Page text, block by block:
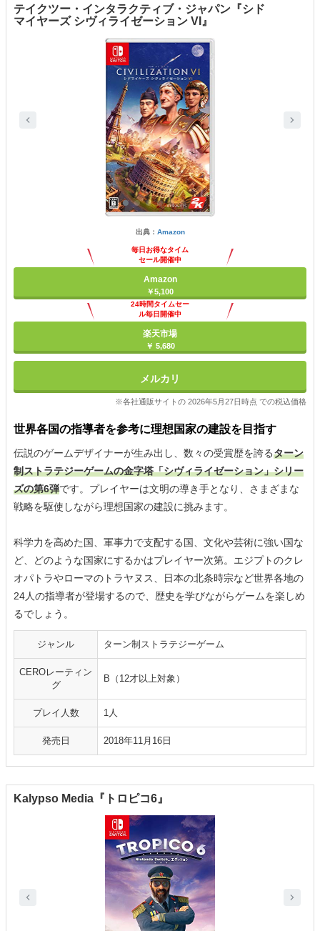
テイクツー・インタラクティブ・ジャパン『シド
マイヤーズ シヴィライゼーション VI』
出典： Amazon
毎日お得なタイム
セール開催中
Amazon
￥5,100
24時間タイムセー
ル毎日開催中
楽天市場
￥ 5,680
メルカリ
※各社通販サイトの 2026年5月27日時点 での税込価格
世界各国の指導者を参考に理想国家の建設を目指す
伝説のゲームデザイナーが生み出し、数々の受賞歴を誇るターン
制ストラテジーゲームの金字塔「シヴィライゼーション」シリー
ズの第6弾です。プレイヤーは文明の導き手となり、さまざまな
戦略を駆使しながら理想国家の建設に挑みます。
科学力を高めた国、軍事力で支配する国、文化や芸術に強い国な
ど、どのような国家にするかはプレイヤー次第。エジプトのクレ
オパトラやローマのトラヤヌス、日本の北条時宗など世界各地の
24人の指導者が登場するので、歴史を学びながらゲームを楽しめ
るでしょう。
ジャンル ターン制ストラテジーゲーム
CEROレーティン
グ
B（12才以上対象）
プレイ人数 1人
発売日 2018年11月16日
Kalypso Media『トロピコ6』